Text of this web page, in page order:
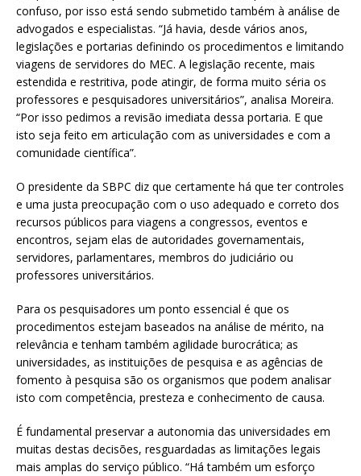
confuso, por isso está sendo submetido também à análise de
advogados e especialistas. “Já havia, desde vários anos,
legislações e portarias definindo os procedimentos e limitando
viagens de servidores do MEC. A legislação recente, mais
estendida e restritiva, pode atingir, de forma muito séria os
professores e pesquisadores universitários”, analisa Moreira.
“Por isso pedimos a revisão imediata dessa portaria. E que
isto seja feito em articulação com as universidades e com a
comunidade científica”.
O presidente da SBPC diz que certamente há que ter controles
e uma justa preocupação com o uso adequado e correto dos
recursos públicos para viagens a congressos, eventos e
encontros, sejam elas de autoridades governamentais,
servidores, parlamentares, membros do judiciário ou
professores universitários.
Para os pesquisadores um ponto essencial é que os
procedimentos estejam baseados na análise de mérito, na
relevância e tenham também agilidade burocrática; as
universidades, as instituições de pesquisa e as agências de
fomento à pesquisa são os organismos que podem analisar
isto com competência, presteza e conhecimento de causa.
É fundamental preservar a autonomia das universidades em
muitas destas decisões, resguardadas as limitações legais
mais amplas do serviço público. “Há também um esforço